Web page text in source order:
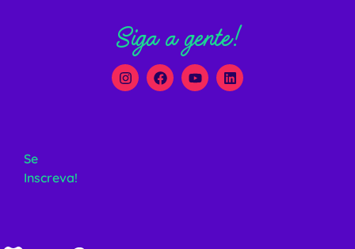
Siga a gente!
Se
Inscreva!